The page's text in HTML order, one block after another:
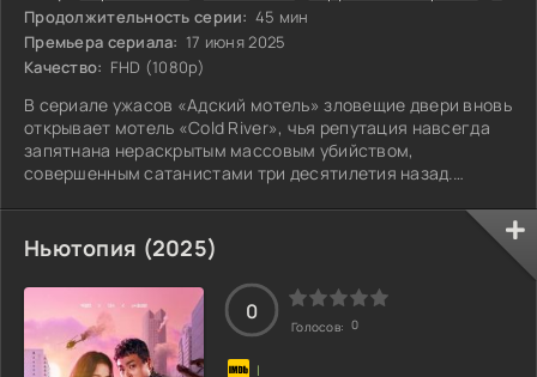
Продолжительность серии: 45 мин
Премьера сериала: 17 июня 2025
Качество: FHD (1080p)
В сериале ужасов «Адский мотель» зловещие двери вновь
открывает мотель «Cold River», чья репутация навсегда
запятнана нераскрытым массовым убийством,
совершенным сатанистами три десятилетия назад.
Ньютопия (2025)
0
Голосов: 0